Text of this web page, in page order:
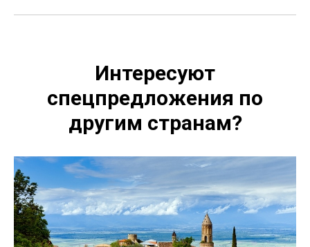
Интересуют
спецпредложения по
другим странам?